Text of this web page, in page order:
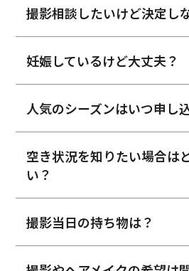
撮影相談したいけど決定し
妊娠しているけど大丈夫？
人気のシーズンはいつ申し
空き状況を知りたい場合は
い？
撮影当日の持ち物は？